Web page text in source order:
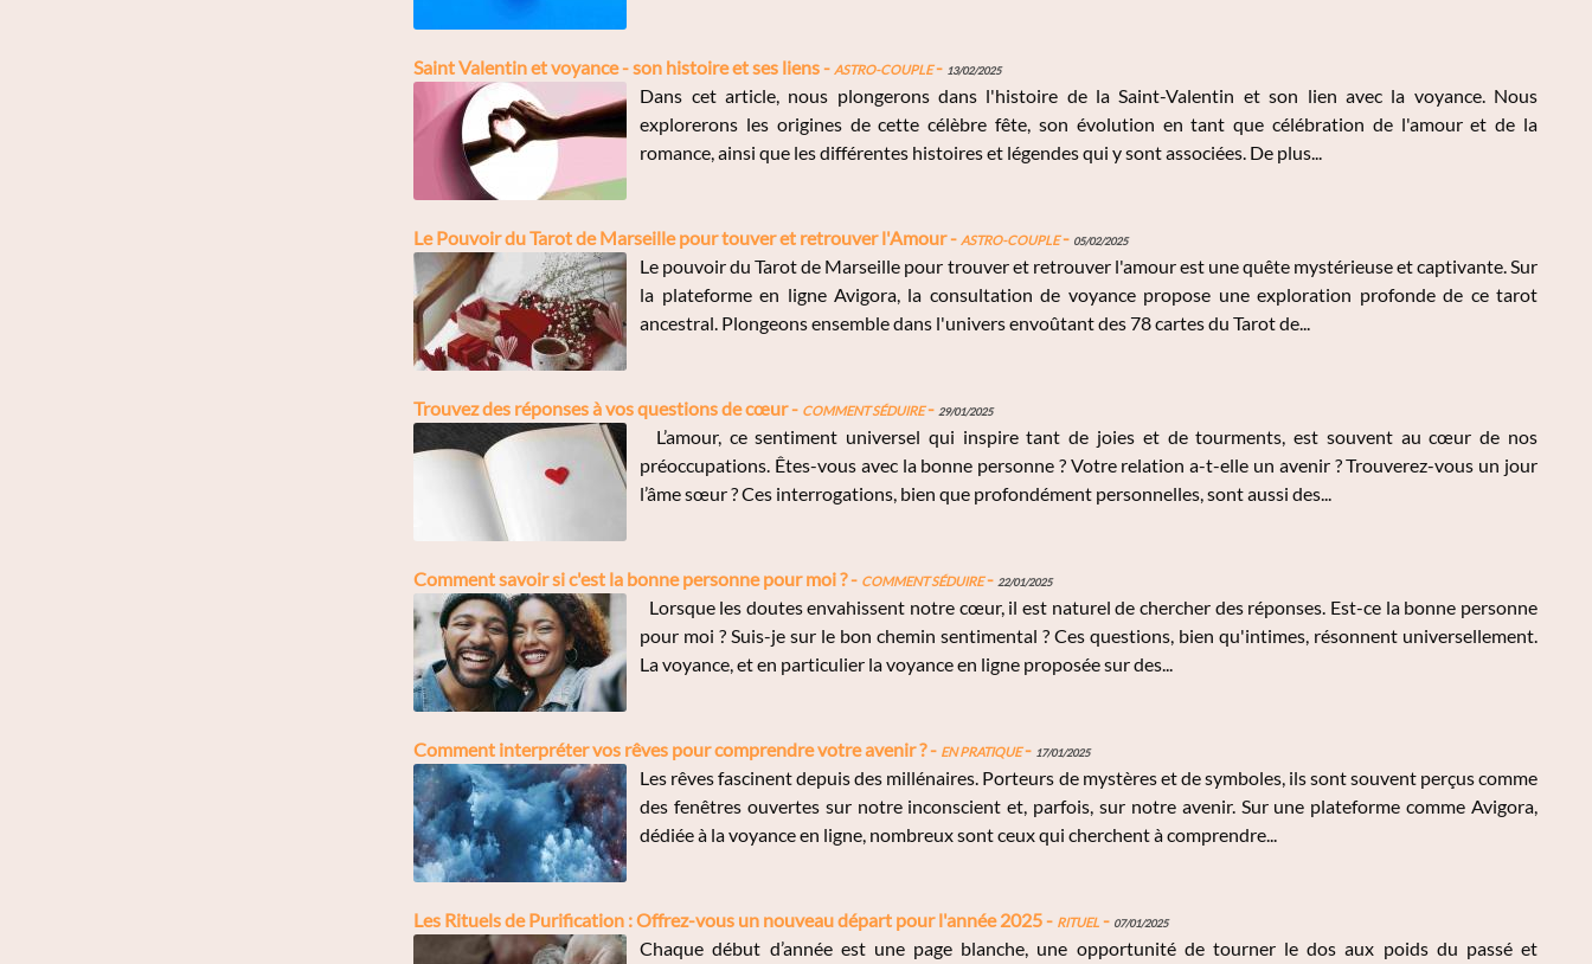
Saint Valentin et voyance - son histoire et ses liens -Astro-Couple- 13/02/2025
Dans cet article, nous plongerons dans l'histoire de la Saint-Valentin et son lien avec la voyance. Nous
explorerons les origines de cette célèbre fête, son évolution en tant que célébration de l'amour et de la
romance, ainsi que les différentes histoires et légendes qui y sont associées. De plus...
Le Pouvoir du Tarot de Marseille pour touver et retrouver l'Amour -Astro-Couple- 05/02/2025
Le pouvoir du Tarot de Marseille pour trouver et retrouver l'amour est une quête mystérieuse et captivante. Sur
la plateforme en ligne Avigora, la consultation de voyance propose une exploration profonde de ce tarot
ancestral. Plongeons ensemble dans l'univers envoûtant des 78 cartes du Tarot de...
Trouvez des réponses à vos questions de cœur - Comment Séduire- 29/01/2025
L’amour, ce sentiment universel qui inspire tant de joies et de tourments, est souvent au cœur de nos
préoccupations. Êtes-vous avec la bonne personne ? Votre relation a-t-elle un avenir ? Trouverez-vous un jour
l’âme sœur ? Ces interrogations, bien que profondément personnelles, sont aussi des...
Comment savoir si c'est la bonne personne pour moi ? - Comment Séduire- 22/01/2025
Lorsque les doutes envahissent notre cœur, il est naturel de chercher des réponses. Est-ce la bonne personne
pour moi ? Suis-je sur le bon chemin sentimental ? Ces questions, bien qu'intimes, résonnent universellement.
La voyance, et en particulier la voyance en ligne proposée sur des...
Comment interpréter vos rêves pour comprendre votre avenir ? - En Pratique- 17/01/2025
Les rêves fascinent depuis des millénaires. Porteurs de mystères et de symboles, ils sont souvent perçus comme
des fenêtres ouvertes sur notre inconscient et, parfois, sur notre avenir. Sur une plateforme comme Avigora,
dédiée à la voyance en ligne, nombreux sont ceux qui cherchent à comprendre...
Les Rituels de Purification : Offrez-vous un nouveau départ pour l'année 2025 - Rituel- 07/01/2025
Chaque début d’année est une page blanche, une opportunité de tourner le dos aux poids du passé et